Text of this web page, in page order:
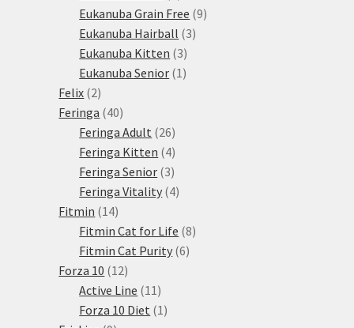
produktů
Eukanuba Grain Free 99
Eukanuba Hairball 33
Eukanuba Kitten 33
produkty
Eukanuba Senior 11
Felix 22
produkty
Feringa 4040
produktů
Feringa Adult 2626
produktů
Feringa Kitten 44
produkty
Feringa Senior 33
produkty
Feringa Vitality 44
Fitmin 1414
produktů
Fitmin Cat for Life 88
Fitmin Cat Purity 66
Forza 10 1212
produktů
Active Line 1111
produktů
Forza 10 Diet 11